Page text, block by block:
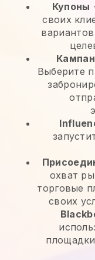
Купоны
своих
Выберите
охват
торговые
своих